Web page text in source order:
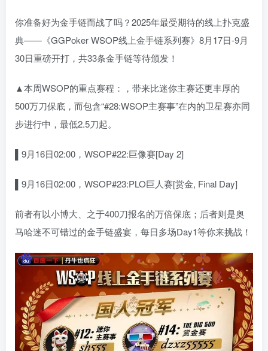
你准备好为金手链而战了吗？2025年最受期待的线上扑克盛
典——《GGPoker WSOP线上金手链系列赛》8月17日-9月
30日重磅开打，共33条金手链等待颁发！
▲本周WSOP的重点赛程：，带来比迷你主赛还更丰厚的
500万刀保底，而包含“#28:WSOP主赛事”在内的卫星赛亦同
步进行中，最低2.5刀起。
▌9月16日02:00，WSOP#22:巨像赛[Day 2]
▌9月16日02:00，WSOP#23:PLO巨人赛[赏金, Final Day]
前者有以小博大、之于400刀报名的万倍保底；后者则是奥
马哈迷不可错过的金手链盛宴，每日多场Day1等你来挑战！